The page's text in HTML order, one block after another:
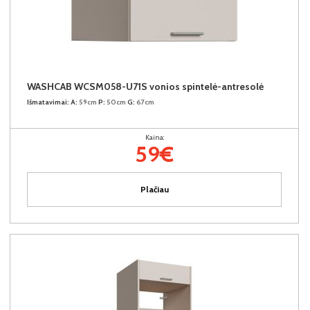
WASHCAB WCSM058-U71S vonios spintelė-antresolė
Išmatavimai: A: 59cm P: 50cm G: 67cm
Kaina:
59€
Plačiau